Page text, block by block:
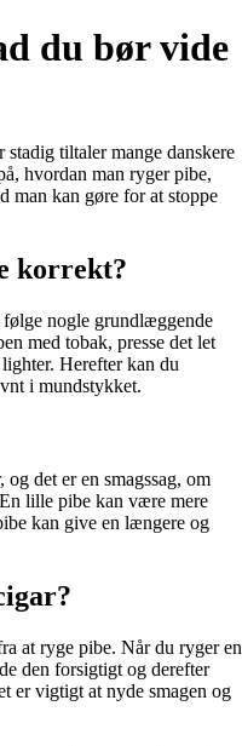
du bør vide
tiltaler mange danskere
hvordan man ryger pibe,
man kan gøre for at stoppe
korrekt?
nogle grundlæggende
med tobak, presse det let
Herefter kan du
i mundstykket.
det er en smagssag, om
lille pibe kan være mere
kan give en længere og
at ryge pibe. Når du ryger en
den forsigtigt og derefter
er vigtigt at nyde smagen og